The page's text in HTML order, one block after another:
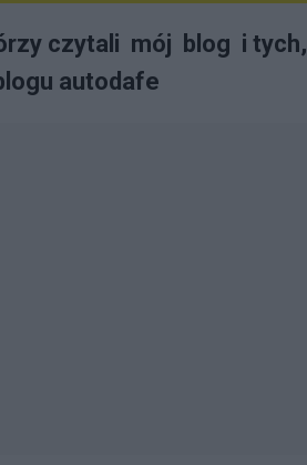
czytali mój blog i tych,
autodafe